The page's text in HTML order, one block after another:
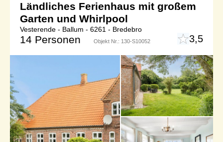
Ländliches Ferienhaus mit großem
Garten und Whirlpool
Vesterende - Ballum - 6261 - Bredebro
14 Personen Objekt Nr.: 130-S10052 3,5